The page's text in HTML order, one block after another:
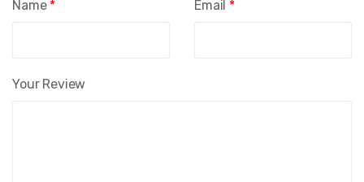
Your Review
Name * Email *